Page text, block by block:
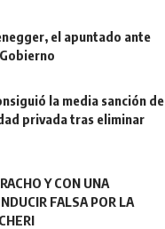
el apuntado ante
la media sanción de
privada tras eliminar
Y CON UNA
FALSA POR LA